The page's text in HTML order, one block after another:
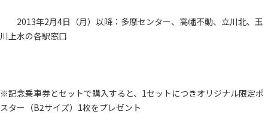
2013年2月4日（月）以降：多摩センター、高幡不動、立川北、玉
川上水の各駅窓口
※記念乗車券とセットで購入すると、1セットにつきオリジナル限定ポ
スター（B2サイズ）1枚をプレゼント